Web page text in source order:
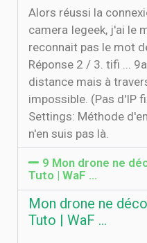
Alors réussi la
camera Iegeek, j'ai le
reconnait pas le mot
Réponse 2 / 3. tifi ...
distance mais à
impossible. (Pas d'IP
Settings: Méthode
n'en suis pas là.
9 Mon drone ne
Tuto | WaF ...
Mon drone ne
Tuto | WaF ...